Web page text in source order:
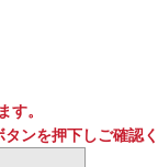
す。
タンを押下しご確認